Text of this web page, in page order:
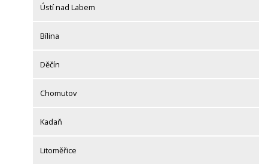
Ústí nad Labem
Bílina
Děčín
Chomutov
Kadaň
Litoměřice